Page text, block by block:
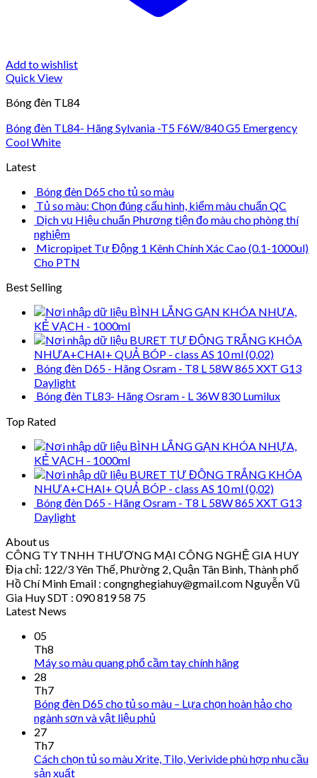
Add to wishlist
Quick View
Bóng đèn TL84
Bóng đèn TL84- Hãng Sylvania -T5 F6W/840 G5 Emergency
Cool White
Latest
Bóng đèn D65 cho tủ so màu
Tủ so màu: Chọn đúng cấu hình, kiểm màu chuẩn QC
Dịch vụ Hiệu chuẩn Phương tiện đo màu cho phòng thí
nghiệm
Micropipet Tự Động 1 Kênh Chính Xác Cao (0.1-1000ul)
Cho PTN
Best Selling
BÌNH LẮNG GẠN KHÓA NHỰA,
KẺ VẠCH - 1000ml
BURET TỰ ĐỘNG TRẮNG KHÓA
NHƯA+CHAI+ QUẢ BÓP - class AS 10 ml (0,02)
Bóng đèn D65 - Hãng Osram - T8 L 58W 865 XXT G13
Daylight
Bóng đèn TL83- Hãng Osram - L 36W 830 Lumilux
Top Rated
BÌNH LẮNG GẠN KHÓA NHỰA,
KẺ VẠCH - 1000ml
BURET TỰ ĐỘNG TRẮNG KHÓA
NHƯA+CHAI+ QUẢ BÓP - class AS 10 ml (0,02)
Bóng đèn D65 - Hãng Osram - T8 L 58W 865 XXT G13
Daylight
About us
CÔNG TY TNHH THƯƠNG MẠI CÔNG NGHỆ GIA HUY
Địa chỉ: 122/3 Yên Thế, Phường 2, Quận Tân Bình, Thành phố
Hồ Chí Minh Email : congnghegiahuy@gmail.com Nguyễn Vũ
Gia Huy SDT : 090 819 58 75
Latest News
05
Th8
Máy so màu quang phổ cầm tay chính hãng
28
Th7
Bóng đèn D65 cho tủ so màu – Lựa chọn hoàn hảo cho
ngành sơn và vật liệu phủ
27
Th7
Cách chọn tủ so màu Xrite, Tilo, Verivide phù hợp nhu cầu
sản xuất